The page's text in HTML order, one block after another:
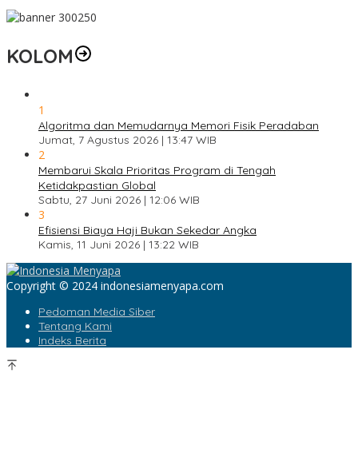
KOLOM
1
Algoritma dan Memudarnya Memori Fisik Peradaban
Jumat, 7 Agustus 2026 | 13:47 WIB
2
Membarui Skala Prioritas Program di Tengah
Ketidakpastian Global
Sabtu, 27 Juni 2026 | 12:06 WIB
3
Efisiensi Biaya Haji Bukan Sekedar Angka
Kamis, 11 Juni 2026 | 13:22 WIB
Copyright © 2024 indonesiamenyapa.com
Pedoman Media Siber
Tentang Kami
Indeks Berita